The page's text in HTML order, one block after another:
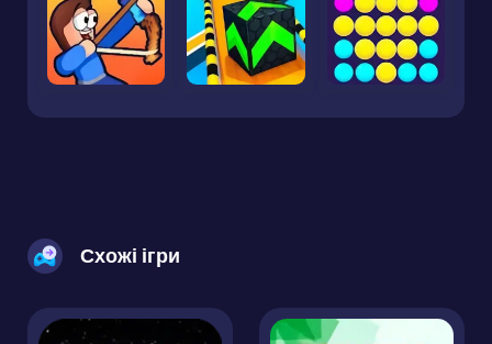
Схожі ігри